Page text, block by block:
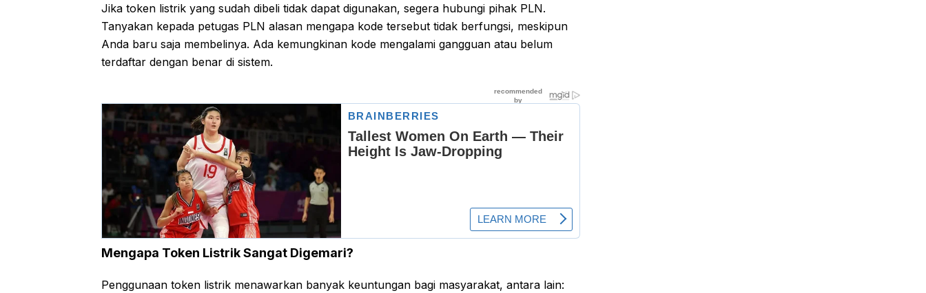
Jika token listrik yang sudah dibeli tidak dapat digunakan, segera hubungi pihak PLN.
Tanyakan kepada petugas PLN alasan mengapa kode tersebut tidak berfungsi, meskipun
Anda baru saja membelinya. Ada kemungkinan kode mengalami gangguan atau belum
terdaftar dengan benar di sistem.
Mengapa Token Listrik Sangat Digemari?
Penggunaan token listrik menawarkan banyak keuntungan bagi masyarakat, antara lain: